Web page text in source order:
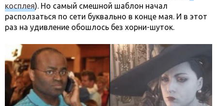
косплея). Но самый смешной шаблон начал
расползаться по сети буквально в конце мая. И в этот
раз на удивление обошлось без хорни-шуток.